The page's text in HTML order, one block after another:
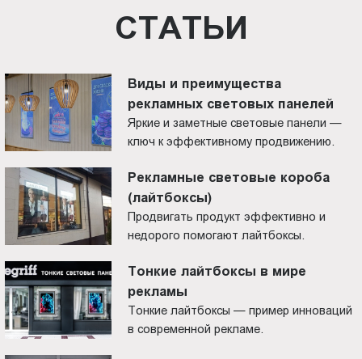
СТАТЬИ
Виды и преимущества
рекламных световых панелей
Яркие и заметные световые панели —
ключ к эффективному продвижению.
Рекламные световые короба
(лайтбоксы)
Продвигать продукт эффективно и
недорого помогают лайтбоксы.
Тонкие лайтбоксы в мире
рекламы
Тонкие лайтбоксы — пример инноваций
в современной рекламе.